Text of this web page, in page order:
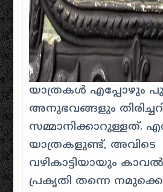
യാത്രകൾ എപ്പോഴും
അനുഭവങ്ങളും
സമ്മാനിക്കാറുള്ളത്.
യാത്രകളുണ്ട്, അവിടെ
വഴികാട്ടിയായും
പ്രകൃതി തന്നെ